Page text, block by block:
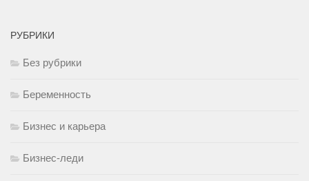
РУБРИКИ
Без рубрики
Беременность
Бизнес и карьера
Бизнес-леди